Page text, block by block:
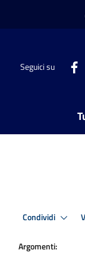
Seguici su
Condividi
Argomenti: